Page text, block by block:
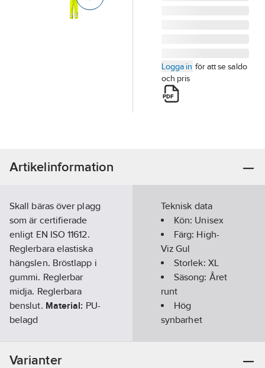
Logga in för att se saldo
och pris
Artikelinformation
Skall bäras över plagg
som är certifierade
enligt EN ISO 11612.
Reglerbara elastiska
hängslen. Bröstlapp i
gummi. Reglerbar
midja. Reglerbara
benslut. Material: PU-
belagd
g/m².Standard:
Teknisk data
Kön: Unisex
Färg: High-
Viz Gul
Storlek: XL
Säsong: Året
runt
Hög
synbarhet
Varianter